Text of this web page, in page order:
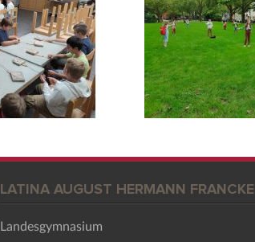
LATINA AUGUST HERMANN FRANCKE
Landesgymnasium